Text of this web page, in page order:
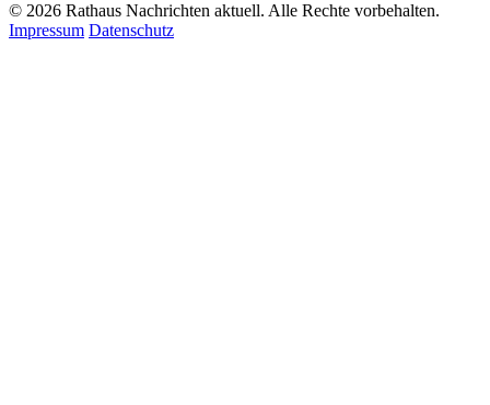
© 2026 Rathaus Nachrichten aktuell. Alle Rechte vorbehalten.
Impressum Datenschutz